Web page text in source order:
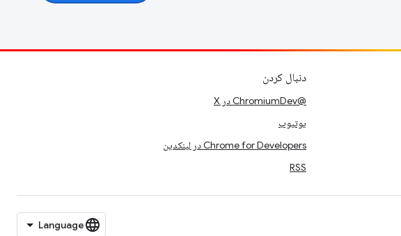
دنبال کردن
@ChromiumDev در X
یوتیوب
Chrome for Developers در لینکدین
RSS